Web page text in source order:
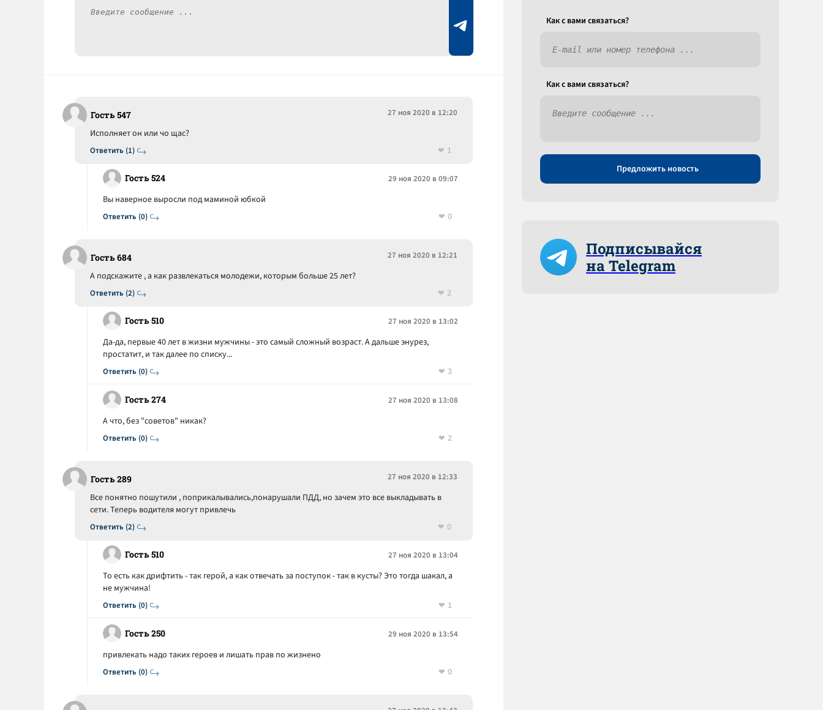
Гость 547 27 ноя 2020 в 12:20
Ответить (1)
Исполняет он или чо щас?
1
Гость 524 29 ноя 2020 в 09:07
Ответить (0)
Вы наверное выросли под маминой юбкой
0
Гость 684 27 ноя 2020 в 12:21
Ответить (2)
А подскажите , а как развлекаться молодежи, которым больше 25 лет?
2
Гость 510 27 ноя 2020 в 13:02
Ответить (0)
Да-да, первые 40 лет в жизни мужчины - это самый сложный возраст. А дальше энурез,
простатит, и так далее по списку...
3
Гость 274 27 ноя 2020 в 13:08
Ответить (0)
А что, без "советов" никак?
2
Гость 289 27 ноя 2020 в 12:33
Ответить (2)
Все понятно пошутили , поприкалывались,понарушали ПДД, но зачем это все выкладывать в
сети. Теперь водителя могут привлечь
0
Гость 510 27 ноя 2020 в 13:04
Ответить (0)
То есть как дрифтить - так герой, а как отвечать за поступок - так в кусты? Это тогда шакал, а
не мужчина!
1
Гость 250 29 ноя 2020 в 13:54
Ответить (0)
привлекать надо таких героев и лишать прав по жизнено
0
Как c вами связаться?
Как c вами связаться?
Предложить новость
Подписывайся
на Telegram